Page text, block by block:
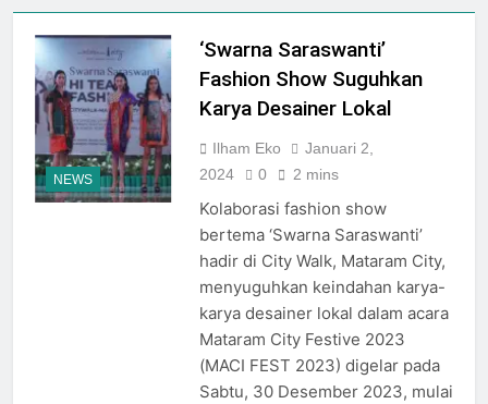
Agustus 2026 Dengan Tema
Agustus 3, 2026
Plaza Ambarrukmo Rayakan
Melalui “INDEPENDENCE
Hingga 80% Dan Rangkaian
Event Spesial
Agustus 3, 2026
NEWS
‘Swarna Saraswanti’
Fashion Show Suguhkan
Karya Desainer Lokal
Ilham Eko
Januari 2,
2024
0 2 mins
Kolaborasi fashion show
bertema ‘Swarna Saraswanti’
hadir di City Walk, Mataram City,
menyuguhkan keindahan karya-
karya desainer lokal dalam acara
Mataram City Festive 2023
(MACI FEST 2023) digelar pada
Sabtu, 30 Desember 2023, mulai